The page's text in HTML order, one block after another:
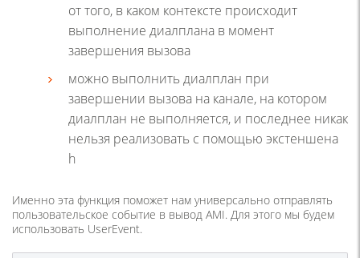
от того, в каком контексте происходит
выполнение диалплана в момент
завершения вызова
можно выполнить диалплан при
завершении вызова на канале, на котором
диалплан не выполняется, и последнее никак
нельзя реализовать с помощью экстеншена
h
Именно эта функция поможет нам универсально отправлять
пользовательское событие в вывод AMI. Для этого мы будем
использовать UserEvent.